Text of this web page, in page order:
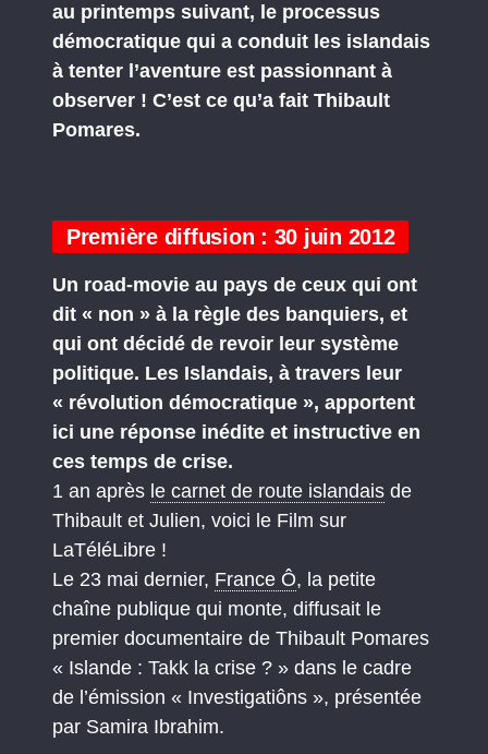
au printemps suivant, le processus
démocratique qui a conduit les islandais
à tenter l’aventure est passionnant à
observer ! C’est ce qu’a fait Thibault
Pomares.
Première diffusion : 30 juin 2012
Un road-movie au pays de ceux qui ont
dit « non » à la règle des banquiers, et
qui ont décidé de revoir leur système
politique. Les Islandais, à travers leur
« révolution démocratique », apportent
ici une réponse inédite et instructive en
ces temps de crise.
1 an après le carnet de route islandais de
Thibault et Julien, voici le Film sur
LaTéléLibre !
Le 23 mai dernier, France Ô, la petite
chaîne publique qui monte, diffusait le
premier documentaire de Thibault Pomares
« Islande : Takk la crise ? » dans le cadre
de l’émission « Investigatiôns », présentée
par Samira Ibrahim.